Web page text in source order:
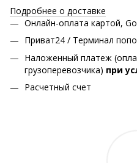
Подробнее о доставке
Онлайн-оплата картой,
Приват24 / Терминал
Наложенный платеж
грузоперевозчика) при
Расчетный счет